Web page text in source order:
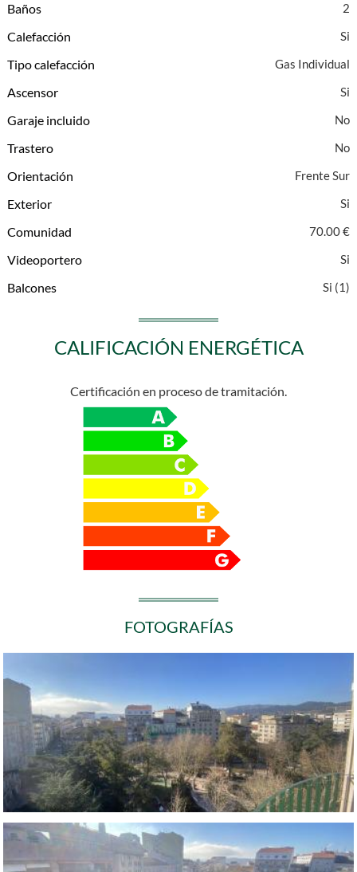
Baños 2
Calefacción
Tipo calefacción
Gas Individual
Ascensor
Garaje incluido
Trastero
Orientación
Frente Sur
Exterior
Comunidad
70.00 €
Videoportero
Balcones
(1)
CALIFICACIÓN ENERGÉTICA
Certificación en proceso de tramitación.
FOTOGRAFÍAS